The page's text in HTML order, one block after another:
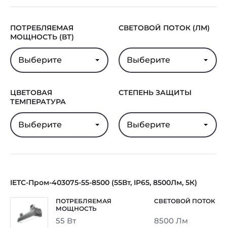
ПОТРЕБЛЯЕМАЯ
МОЩНОСТЬ (ВТ)
Выберите
СВЕТОВОЙ ПОТОК (ЛМ)
Выберите
ЦВЕТОВАЯ
ТЕМПЕРАТУРА
Выберите
СТЕПЕНЬ ЗАЩИТЫ
Выберите
IETC-Пром-403075-55-8500 (55Вт, IP65, 8500Лм, 5К)
55 Вт 8500 Лм